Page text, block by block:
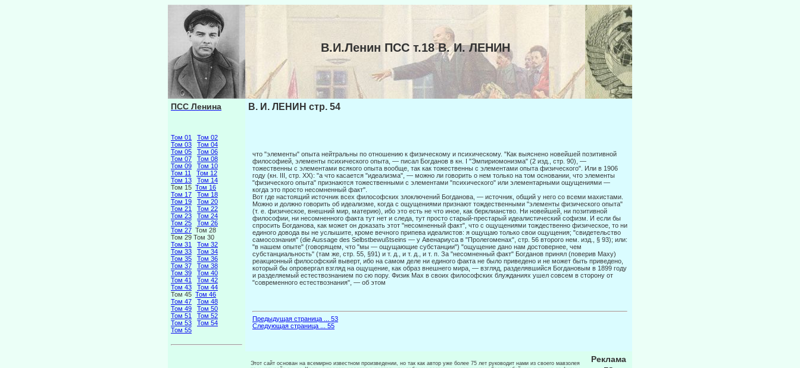
В.И.Ленин ПСС т.18 В. И. ЛЕНИН
ПСС Ленина
Том 01
Том 02
Том 03
Том 04
Том 05
Том 06
Том 07
Том 08
Том 09
Том 10
Том 11
Том 12
Том 13
Том 14
Том 15 Том 16
Том 17
Том 18
Том 19
Том 20
Том 21
Том 22
Том 23
Том 24
Том 25
Том 26
Том 27 Том 28
Том 29 Том 30
Том 31
Том 32
Том 33
Том 34
Том 35
Том 36
Том 37
Том 38
Том 39
Том 40
Том 41
Том 42
Том 43
Том 44
Том 45 Том 46
Том 47
Том 48
Том 49
Том 50
Том 51
Том 52
Том 53
Том 54
Том 55
В. И. ЛЕНИН стр. 54
что "элементы" опыта нейтральны по отношению к физическому и психическому. "Как выяснено новейшей позитивной
философией, элементы психического опыта, — писал Богданов в кн. I "Эмпириомонизма" (2 изд., стр. 90), —
тожественны с элементами вся­кого опыта вообще, так как тожественны с элементами опыта физического". Или в 1906
году (кн. III, стр. XX): "а что касается "идеализма", — можно ли говорить о нем только на том основании, что элементы
"физического опыта" признаются тожественными с элементами "психического" или элементарными ощущениями —
когда это просто не­сомненный факт".
Вот где настоящий источник всех философских злоключений Богданова, — источ­ник, общий у него со всеми махистами.
Можно и должно говорить об идеализме, когда с ощущениями признают тождественными "элементы физического опыта"
(т. е. физи­ческое, внешний мир, материю), ибо это есть не что иное, как берклианство. Ни новей­шей, ни позитивной
философии, ни несомненного факта тут нет и следа, тут просто старый-престарый идеалистический софизм. И если бы
спросить Богданова, как может он доказать этот "несомненный факт", что с ощущениями тождественно физическое, то ни
единого довода вы не услышите, кроме вечного припева идеалистов: я ощущаю только свои ощущения; "свидетельство
самосознания" (die Aussage des Selbstbewußtseins — у Авенариуса в "Пролегоменах", стр. 56 второго нем. изд., § 93); или:
"в нашем опыте" (говорящем, что "мы — ощущающие субстанции") "ощущение дано нам достовернее, чем
субстанциальность" (там же, стр. 55, §91) и т. д., и т. д., и т. п. За "несомненный факт" Богданов принял (поверив Маху)
реакционный философ­ский выверт, ибо на самом деле ни единого факта не было приведено и не может быть приведено,
который бы опровергал взгляд на ощущение, как образ внешнего мира, — взгляд, разделявшийся Богдановым в 1899 году
и разделяемый естествознанием по сю пору. Физик Мах в своих философских блужданиях ушел совсем в сторону от
"совре­менного естествознания", — об этом
Предыдущая страница ... 53
Следующая страница ... 55
Этот сайт основан на всемирно известном произведении, но так как автор уже более 75 лет руководит нами из своего мавзолея
Реклама